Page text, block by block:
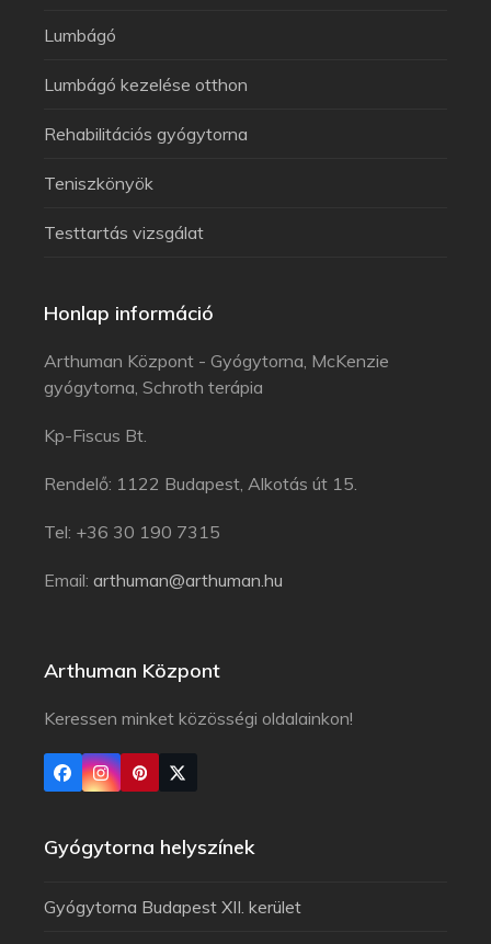
Lumbágó
Lumbágó kezelése otthon
Rehabilitációs gyógytorna
Teniszkönyök
Testtartás vizsgálat
Honlap információ
Arthuman Központ - Gyógytorna, McKenzie
gyógytorna, Schroth terápia
Kp-Fiscus Bt.
Rendelő: 1122 Budapest, Alkotás út 15.
Tel: +36 30 190 7315
Email: arthuman@arthuman.hu
Arthuman Központ
Keressen minket közösségi oldalainkon!
Gyógytorna helyszínek
Gyógytorna Budapest XII. kerület